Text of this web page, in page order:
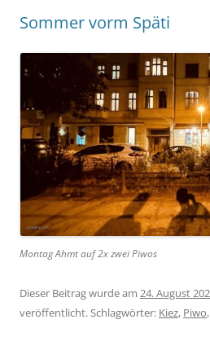
Sommer vorm Späti
Montag Ahmt auf 2x zwei Piwos
Dieser Beitrag wurde am 24. August
veröffentlicht. Schlagwörter: Kiez, Piwo,